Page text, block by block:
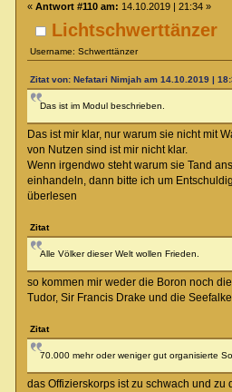
Lichtschwerttänzer
Username: Schwerttänzer
« Antwort #110 am: 14.10.2019 | 21:34 »
Zitat von: Nefatari Nimjah am 14.10.2019 |
Das ist im Modul beschrieben.
Das ist mir klar, nur warum sie nicht mit
von Nutzen sind ist mir nicht klar.
Wenn irgendwo steht warum sie Tand
einhandeln, dann bitte ich um
überlesen
Zitat
Alle Völker dieser Welt wollen Frieden.
so kommen mir weder die Boron noch die
Tudor, Sir Francis Drake und die
Zitat
70.000 mehr oder weniger gut organisierte
das Offizierskorps ist zu schwach und zu